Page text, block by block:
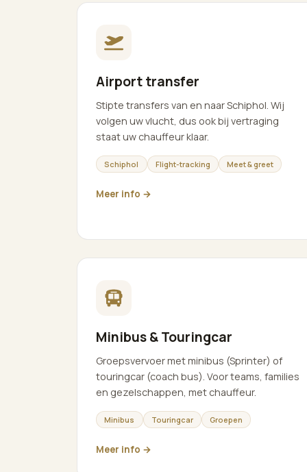
Airport transfer
Stipte transfers van en naar Schiphol. Wij
volgen uw vlucht, dus ook bij vertraging
staat uw chauffeur klaar.
Schiphol Flight-tracking Meet & greet
Meer info →
Minibus & Touringcar
Groepsvervoer met minibus (Sprinter) of
touringcar (coach bus). Voor teams, families
en gezelschappen, met chauffeur.
Minibus Touringcar Groepen
Meer info →